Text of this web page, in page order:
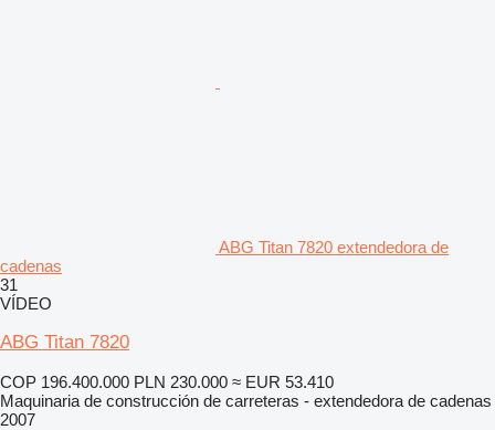
ABG Titan 7820 extendedora de
cadenas
31
VÍDEO
ABG Titan 7820
COP 196.400.000 PLN 230.000 ≈ EUR 53.410
Maquinaria de construcción de carreteras - extendedora de cadenas
2007